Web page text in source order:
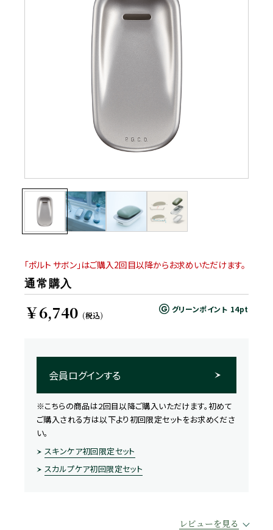
「ポルト サボン」はご購入2回目以降からお求めいただけます。
通常購入
￥6,740 (税込)
グリーンポイント 14pt
会員ログインする
※こちらの商品は2回目以降ご購入いただけます。初めて
ご購入される方は以下より初回限定セットをお求めくださ
い。
スキンケア初回限定セット
スカルプケア初回限定セット
レビューを見る